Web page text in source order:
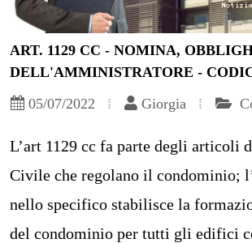
ART. 1129 CC - NOMINA,
DELL'AMMINISTRATORE -
05/07/2022
Giorgia
L’art 1129 cc fa parte degli articoli
Civile che regolano il condominio;
nello specifico stabilisce la
del condominio per tutti gli edifici